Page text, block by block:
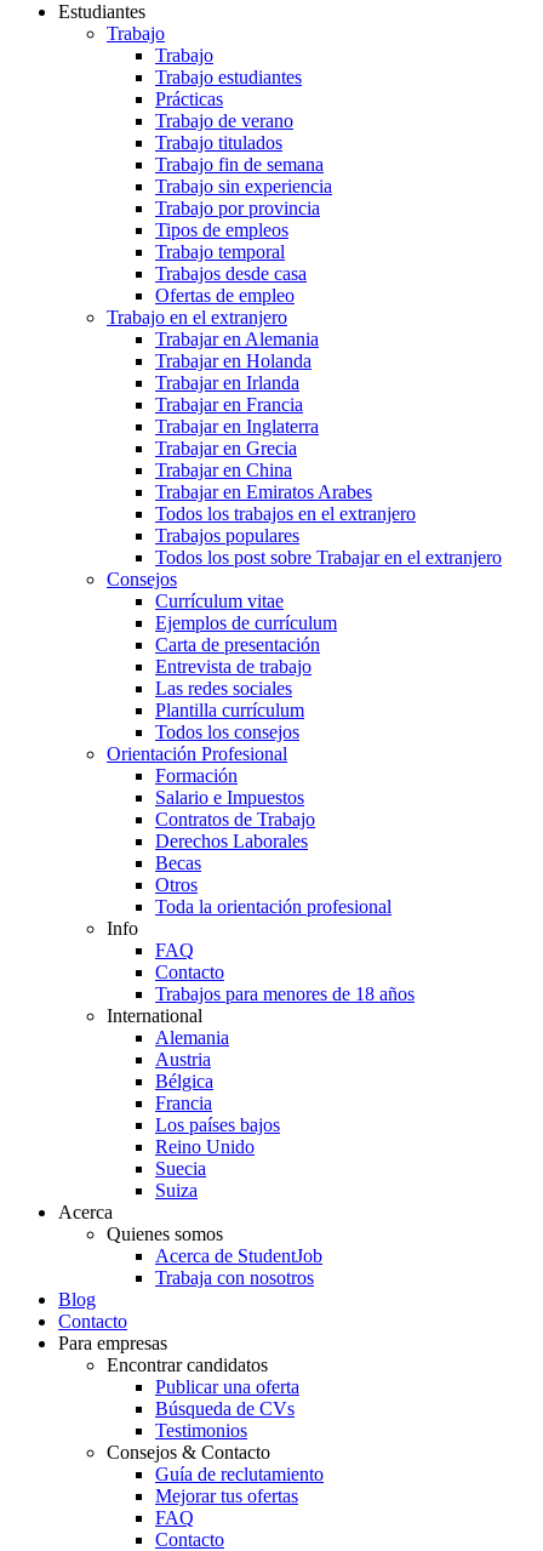
Estudiantes
Trabajo
Trabajo
Trabajo estudiantes
Prácticas
Trabajo de verano
Trabajo titulados
Trabajo fin de semana
Trabajo sin experiencia
Trabajo por provincia
Tipos de empleos
Trabajo temporal
Trabajos desde casa
Ofertas de empleo
Trabajo en el extranjero
Trabajar en Alemania
Trabajar en Holanda
Trabajar en Irlanda
Trabajar en Francia
Trabajar en Inglaterra
Trabajar en Grecia
Trabajar en China
Trabajar en Emiratos Arabes
Todos los trabajos en el extranjero
Trabajos populares
Todos los post sobre Trabajar en el extranjero
Consejos
Currículum vitae
Ejemplos de currículum
Carta de presentación
Entrevista de trabajo
Las redes sociales
Plantilla currículum
Todos los consejos
Orientación Profesional
Formación
Salario e Impuestos
Contratos de Trabajo
Derechos Laborales
Becas
Otros
Toda la orientación profesional
Info
FAQ
Contacto
Trabajos para menores de 18 años
International
Alemania
Austria
Bélgica
Francia
Los países bajos
Reino Unido
Suecia
Suiza
Acerca
Quienes somos
Acerca de StudentJob
Trabaja con nosotros
Blog
Contacto
Para empresas
Encontrar candidatos
Publicar una oferta
Búsqueda de CVs
Testimonios
Consejos & Contacto
Guía de reclutamiento
Mejorar tus ofertas
FAQ
Contacto